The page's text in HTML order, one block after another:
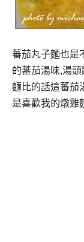
蕃茄丸子麵也是
的蕃茄湯味,湯
麵比的話這蕃茄
是喜歡我的燉雞